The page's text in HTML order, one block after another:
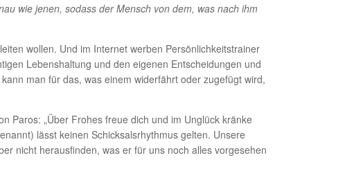
wie jenen, sodass der Mensch von dem, was nach ihm
wollen. Und im Internet werben Persönlichkeitstrainer
Lebenshaltung und den eigenen Entscheidungen und
man für das, was einem widerfährt oder zugefügt wird,
Paros: „Über Frohes freue dich und im Unglück kränke
lässt keinen Schicksalsrhythmus gelten. Unsere
nicht herausfinden, was er für uns noch alles vorgesehen